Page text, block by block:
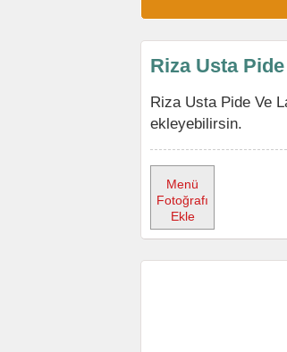
Riza Usta
Riza Usta Pide Ve
ekleyebilirsin.
Menü
Fotoğrafı
Ekle